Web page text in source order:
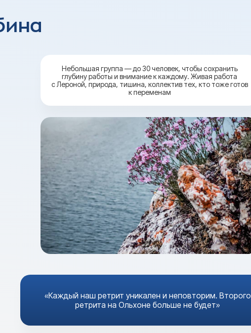
«Каждый наш ретрит уникален и неповторим. Второго
ретрита на Ольхоне больше не будет»
Небольшая группа — до 30 человек, чтобы сохранить
глубину работы и внимание к каждому. Живая работа
с Лероной, природа, тишина, коллектив тех, кто тоже готов
к переменам